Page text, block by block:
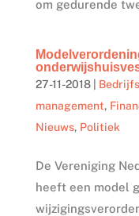
om gedurende
27-11-2018|
management,
Nieuws, Politiek
De Vereniging
heeft een model